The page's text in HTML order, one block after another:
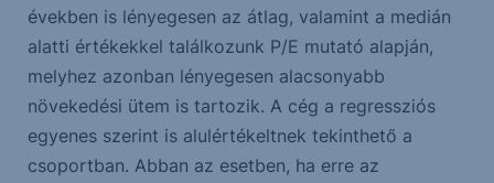
években is lényegesen az átlag, valamint a medián
alatti értékekkel találkozunk P/E mutató alapján,
melyhez azonban lényegesen alacsonyabb
növekedési ütem is tartozik. A cég a regressziós
egyenes szerint is alulértékeltnek tekinthető a
csoportban. Abban az esetben, ha erre az